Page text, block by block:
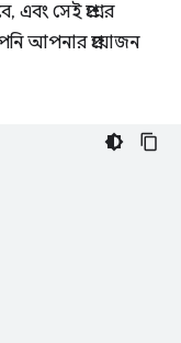
সেই প্রশ্নের
আপনার প্রয়োজন